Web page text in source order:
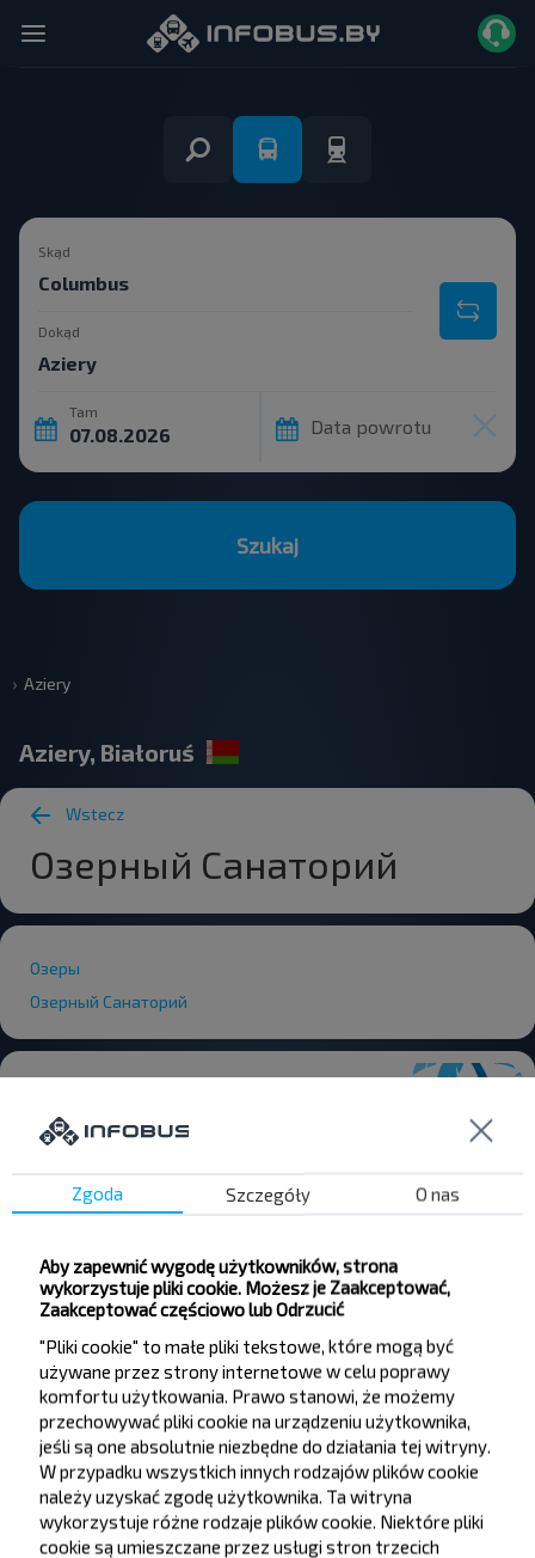
Skąd
Dokąd
Tam
Data powrotu
Szukaj
Aziery
Aziery, Białoruś
Wstecz
Озерный Санаторий
Озеры
Озерный Санаторий
Chcesz
taniej?
Nie przegap promocji, zniżek i innych ciekawych
ofert od serwisu INFOBUS. Zapisz się do
newslettera i podróżuj z nami jeszcze taniej!
Zapisz się
Zgoda Szczegóły O nas
Aby zapewnić wygodę użytkowników, strona
wykorzystuje pliki cookie. Możesz je Zaakceptować,
Zaakceptować częściowo lub Odrzucić
"Pliki cookie" to małe pliki tekstowe, które mogą być
używane przez strony internetowe w celu poprawy
komfortu użytkowania. Prawo stanowi, że możemy
przechowywać pliki cookie na urządzeniu użytkownika,
jeśli są one absolutnie niezbędne do działania tej witryny.
W przypadku wszystkich innych rodzajów plików cookie
należy uzyskać zgodę użytkownika. Ta witryna
wykorzystuje różne rodzaje plików cookie. Niektóre pliki
cookie są umieszczane przez usługi stron trzecich